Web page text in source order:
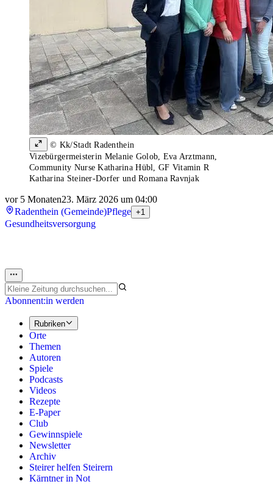
© Kk/Stadt Radenthein
Vizebürgermeisterin Melanie Golob, Eva Arztmann,
Community Nurse Katharina Hübl, GF Vitamin R
Katharina Steiner-Dorfer und Romana Ravnjak
vor 5 Monaten23. März 2026 um 04:00
Radenthein (Gemeinde)Pflege +1
Gesundheitsversorgung
Abonnent:in werden
Rubriken
Orte
Themen
Autoren
Spiele
Podcasts
Videos
Rezepte
E-Paper
Club
Gewinnspiele
Newsletter
Archiv
Steirer helfen Steirern
Kärntner in Not